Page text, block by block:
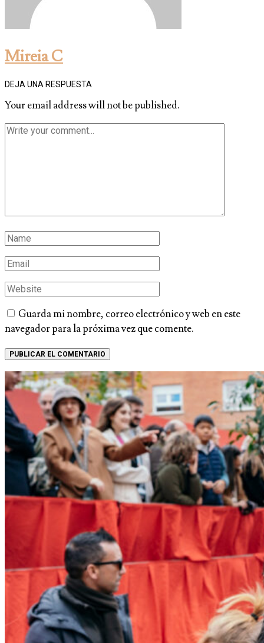
Mireia C
DEJA UNA RESPUESTA
Your email address will not be published.
Guarda mi nombre, correo electrónico y web en este
navegador para la próxima vez que comente.